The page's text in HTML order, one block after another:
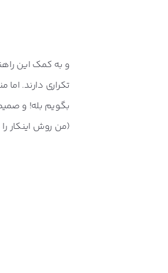
و به کمک این
تکراری دارند.
بگویم بله! و
(من روش اینکار